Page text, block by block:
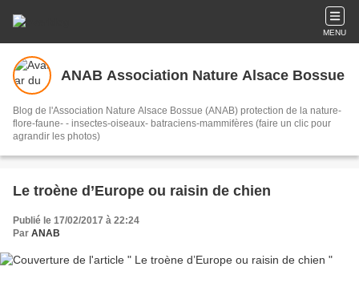
MENU
ANAB Association Nature Alsace Bossue
Blog de l'Association Nature Alsace Bossue (ANAB) protection de la nature-
flore-faune- - insectes-oiseaux- batraciens-mammifères (faire un clic pour
agrandir les photos)
Le troène d’Europe ou raisin de chien
Publié le 17/02/2017 à 22:24
Par ANAB